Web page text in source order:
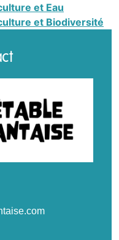
et Eau
et Biodiversité